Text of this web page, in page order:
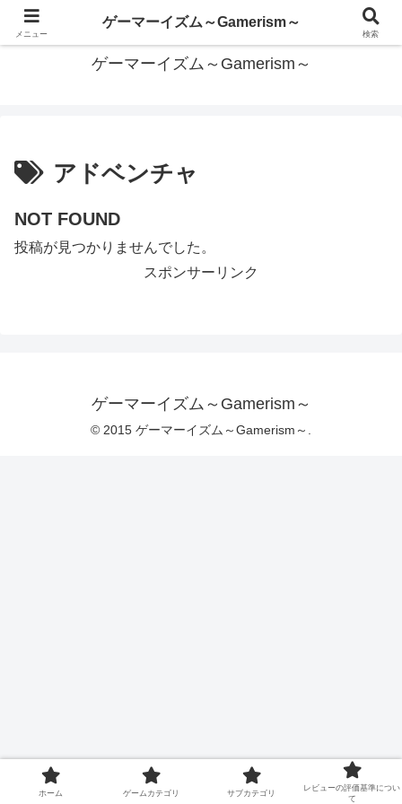
あらゆるゲームを遊びつくしたい
ゲーマーイズム～Gamerism～
アドベンチャ
NOT FOUND
投稿が見つかりませんでした。
スポンサーリンク
ゲーマーイズム～Gamerism～
© 2015 ゲーマーイズム～Gamerism～.
メニュー
ゲーマーイズム～Gamerism～
検索
ホーム ゲームカテゴリ サブカテゴリ
レビューの評価基準につい
て